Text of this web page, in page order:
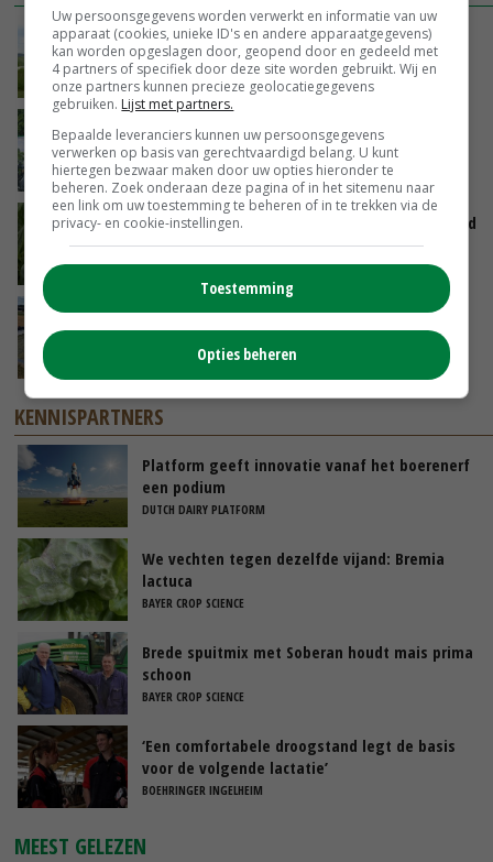
POAH!: John Deere 7730
GISTEREN, 10:00
Oekraïne-vlogger Kees Huizinga: ‘Bezoek van
de ambassade mag zelf groente plukken’
07-08-2026
Limburgse mais van Frijns doet het verrassend
goed
07-08-2026
Droogte veroorzaakt steeds meer problemen:
‘Bassin afgelopen week al leeg’
KENNISPARTNERS
Platform geeft innovatie vanaf het boerenerf
een podium
DUTCH DAIRY PLATFORM
We vechten tegen dezelfde vijand: Bremia
lactuca
BAYER CROP SCIENCE
Brede spuitmix met Soberan houdt mais prima
schoon
BAYER CROP SCIENCE
‘Een comfortabele droogstand legt de basis
voor de volgende lactatie’
BOEHRINGER INGELHEIM
MEEST GELEZEN
Uw persoonsgegevens worden verwerkt en informatie van uw
apparaat (cookies, unieke ID's en andere apparaatgegevens)
kan worden opgeslagen door, geopend door en gedeeld met
4 partners of specifiek door deze site worden gebruikt. Wij en
onze partners kunnen precieze geolocatiegegevens
gebruiken. Lijst met partners.
Bepaalde leveranciers kunnen uw persoonsgegevens
verwerken op basis van gerechtvaardigd belang. U kunt
hiertegen bezwaar maken door uw opties hieronder te
beheren. Zoek onderaan deze pagina of in het sitemenu naar
een link om uw toestemming te beheren of in te trekken via de
privacy- en cookie-instellingen.
Toestemming
Opties beheren